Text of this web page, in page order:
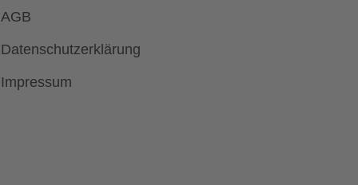
AGB
Datenschutzerklärung
Impressum